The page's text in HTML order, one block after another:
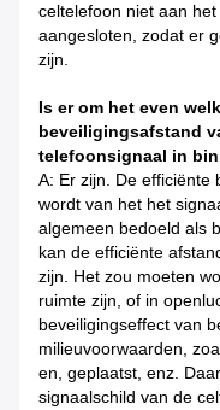
celtelefoon niet aan
aangesloten, zodat er
zijn.
Is er om het even
beveiligingsafstand
telefoonsignaal in
A: Er zijn. De efficiënte
wordt van het het
algemeen bedoeld als
kan de efficiënte
zijn. Het zou moeten
ruimte zijn, of in
beveiligingseffect van
milieuvoorwaarden,
en, geplaatst, enz.
signaalschild van de